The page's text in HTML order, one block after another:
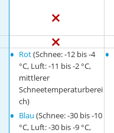
• Rot(Schnee: -12 bis -4
°C, Luft: -11 bis -2 °C,
mittlerer
Schneetemperaturberei
ch)
• Blau (Schnee: -30 bis -10
°C, Luft: -30 bis -9 °C,
•